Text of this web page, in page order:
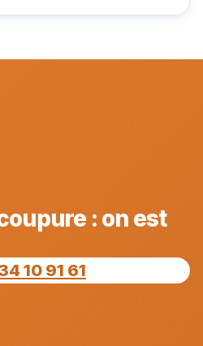
: on est
10 91 61